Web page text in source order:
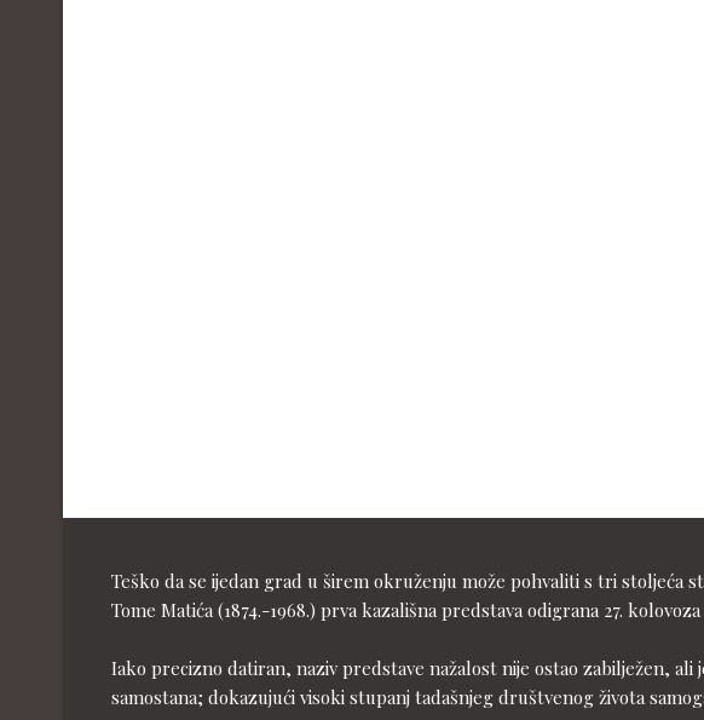
Teško da se ijedan grad u širem okruženju može pohvaliti s tri stoljeća
Tome Matića (1874.-1968.) prva kazališna predstava odigrana 27. kolovoza
Iako precizno datiran, naziv predstave nažalost nije ostao zabilježen,
samostana; dokazujući visoki stupanj tadašnjeg društvenog života